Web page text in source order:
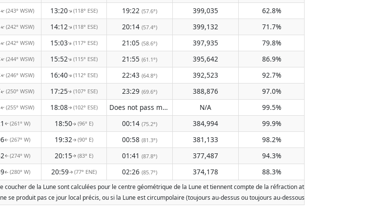
(243° WSW) 13:20↑(118° ESE) 19:22 (57.6°) 399,035
62.8%
(242° WSW) 14:12↑(118° ESE) 20:14 (57.4°) 399,132
71.7%
(242° WSW) 15:03↑(117° ESE) 21:05 (58.6°) 397,935
79.8%
(244° WSW) 15:52↑(115° ESE) 21:55 (61.1°) 395,642
86.9%
(246° WSW) 16:40↑(112° ESE) 22:43 (64.8°) 392,523
92.7%
(250° WSW) 17:25↑(107° ESE) 23:29 (69.6°) 388,876
97.0%
(255° WSW) 18:08↑(102° ESE) Does not pass meridian N/A
99.5%
↑(261° W) 18:50↑(96° E) 00:14 (75.2°) 384,994
99.9%
↑(267° W) 19:32↑ (90° E) 00:58 (81.3°) 381,133
98.2%
↑(274° W) 20:15↑(83° E) 01:41 (87.8°) 377,487
94.3%
↑(280° W) 20:59↑(77° ENE) 02:26 (85.7°) 374,178 88.3%
de la Lune sont calculées pour le centre géométrique de la Lune et tiennent compte de la réfraction atmosphérique
se produit pas ce jour local précis, ou si la Lune est circumpolaire (toujours au-dessus ou toujours au-dessous de l'horizon). Deux